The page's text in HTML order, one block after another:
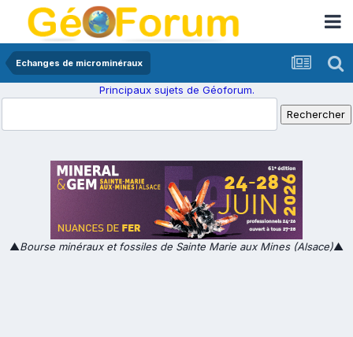
Echanges de microminéraux
Principaux sujets de Géoforum.
▲Bourse minéraux et fossiles de Sainte Marie aux Mines (Alsace)▲